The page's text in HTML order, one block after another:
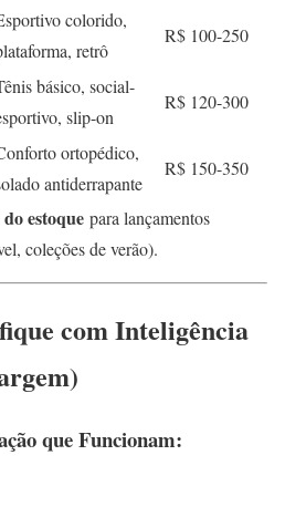
colorido,
retrô
R$ 100-250
básico, social-
slip-on
R$ 120-300
ortopédico,
antiderrapante
R$ 150-350
estoque para lançamentos
coleções de verão).
com Inteligência
que Funcionam: